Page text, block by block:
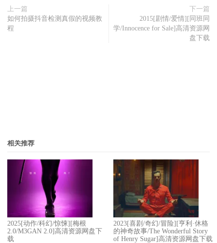
上一篇
如何拍摄抖音检测真假的视频教
程
下一篇
2015[剧情/爱情][同班同
学/Innocence for Sale]高清资源网
盘下载
相关推荐
2025[动作/科幻/惊悚][梅根
2.0/M3GAN 2.0]高清资源网盘下
载
2023[喜剧/奇幻/冒险][亨利·休格
的神奇故事/The Wonderful Story
of Henry Sugar]高清资源网盘下载